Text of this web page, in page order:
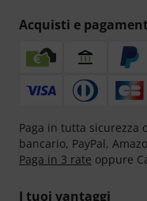
Acquisti e
Paga in tutta sicurezza
bancario, PayPal,
Paga in 3 rate oppure
I tuoi vantaggi